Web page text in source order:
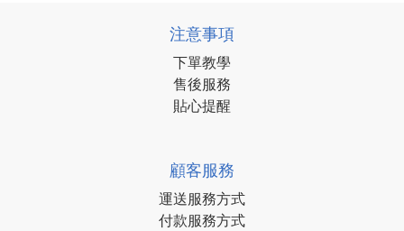
注意事項
下單教學
售後服務
貼心提醒
顧客服務
運送服務方式
付款服務方式